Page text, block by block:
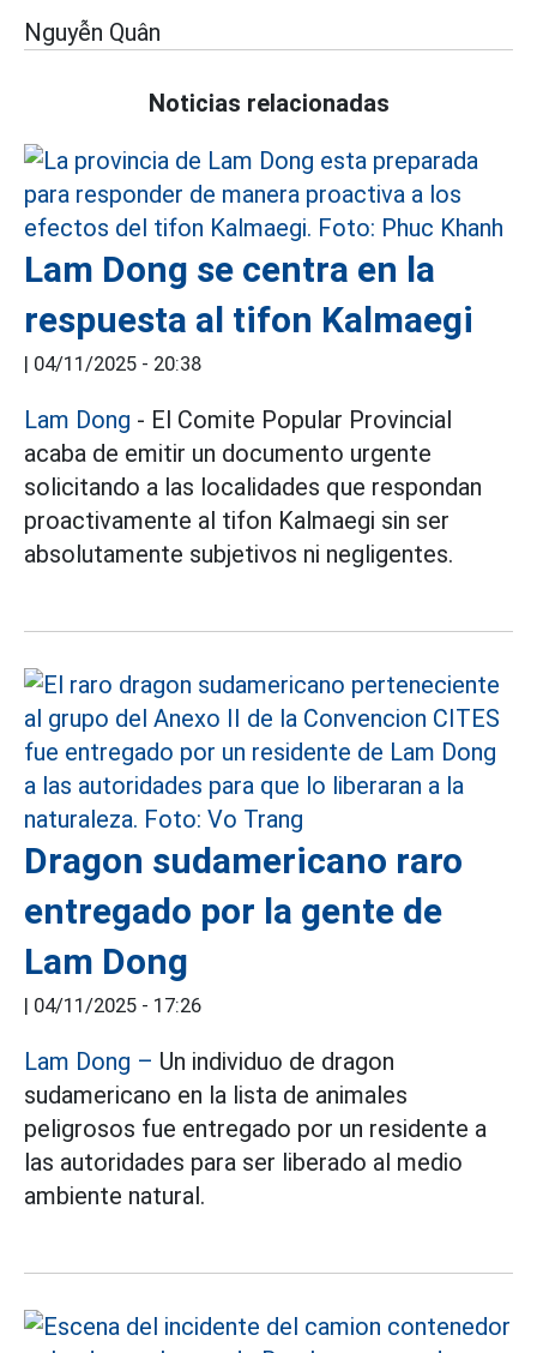
Nguyễn Quân
Noticias relacionadas
Lam Dong se centra en la
respuesta al tifon Kalmaegi
| 04/11/2025 - 20:38
Lam Dong - El Comite Popular Provincial
acaba de emitir un documento urgente
solicitando a las localidades que respondan
proactivamente al tifon Kalmaegi sin ser
absolutamente subjetivos ni negligentes.
Dragon sudamericano raro
entregado por la gente de
Lam Dong
| 04/11/2025 - 17:26
Lam Dong – Un individuo de dragon
sudamericano en la lista de animales
peligrosos fue entregado por un residente a
las autoridades para ser liberado al medio
ambiente natural.